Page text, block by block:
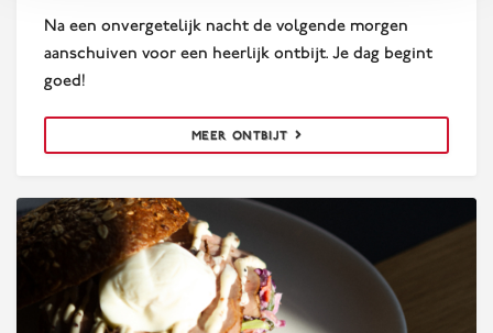
Na een onvergetelijk nacht de volgende morgen
aanschuiven voor een heerlijk ontbijt. Je dag begint
goed!
MEER ONTBIJT